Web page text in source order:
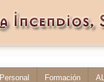
Personal Formación